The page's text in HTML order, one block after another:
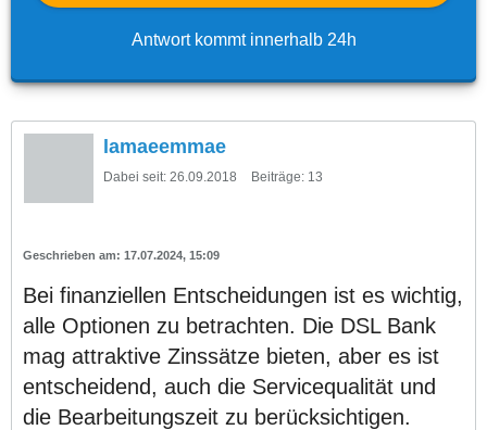
Antwort kommt innerhalb 24h
lamaeemmae
Dabei seit: 26.09.2018 Beiträge: 13
17.07.2024, 15:09
Bei finanziellen Entscheidungen ist es wichtig,
alle Optionen zu betrachten. Die DSL Bank
mag attraktive Zinssätze bieten, aber es ist
entscheidend, auch die Servicequalität und
die Bearbeitungszeit zu berücksichtigen.